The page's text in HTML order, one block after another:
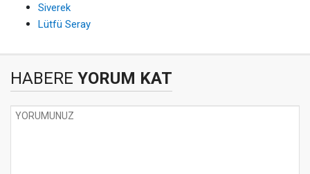
Siverek
Lütfü Seray
HABERE YORUM KAT